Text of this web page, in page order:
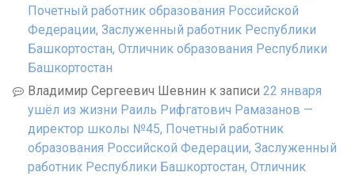
Почетный работник образования Российской
Федерации, Заслуженный работник Республики
Башкортостан, Отличник образования Республики
Башкортостан
Владимир Сергеевич Шевнин к записи 22 января
ушёл из жизни Раиль Рифгатович Рамазанов —
директор школы №45, Почетный работник
образования Российской Федерации, Заслуженный
работник Республики Башкортостан, Отличник